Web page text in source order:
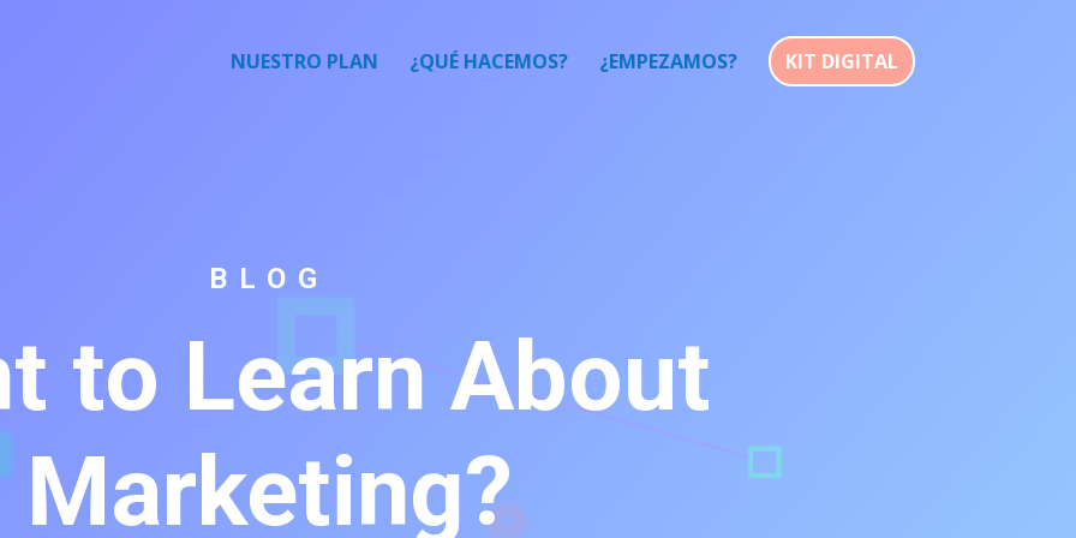
NUESTRO PLAN ¿QUÉ HACEMOS? ¿EMPEZAMOS? KIT DIGITAL
BLOG
to Learn About
Marketing?